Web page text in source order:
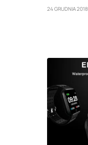
24 GRUDNIA 2018